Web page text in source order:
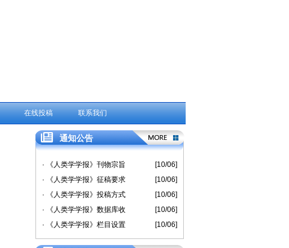
在线投稿 联系我们
通知公告
· 《人类学学报》刊物宗旨
[10/06]
· 《人类学学报》征稿要求
[10/06]
· 《人类学学报》投稿方式
[10/06]
· 《人类学学报》数据库收
[10/06]
· 《人类学学报》栏目设置
[10/06]